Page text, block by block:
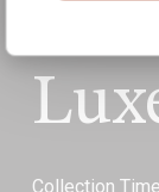
Collection